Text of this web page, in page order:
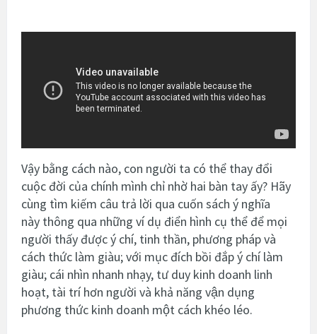
Vậy bằng cách nào, con người ta có thể thay đổi
cuộc đời của chính mình chỉ nhờ hai bàn tay ấy? Hãy
cùng tìm kiếm câu trả lời qua cuốn sách ý nghĩa
này thông qua những ví dụ điển hình cụ thể để mọi
người thấy được ý chí, tinh thần, phương pháp và
cách thức làm giàu; với mục đích bồi đắp ý chí làm
giàu; cái nhìn nhanh nhạy, tư duy kinh doanh linh
hoạt, tài trí hơn người và khả năng vận dụng
phương thức kinh doanh một cách khéo léo.